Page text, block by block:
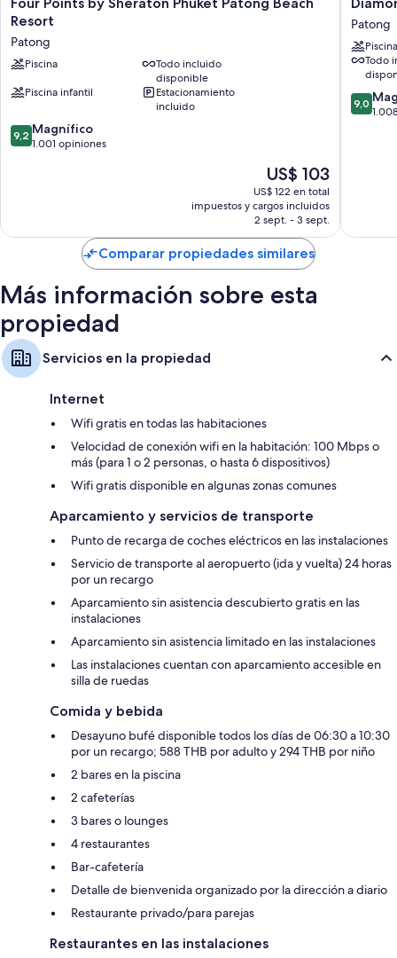
Points
Sheraton
Phuket
Beach
Patong
Resort
Patong
Piscina
Todo incluido
disponible
Piscina infantil
Estacionamiento
incluido
9.2
de
9,2 Magnífico
1.001 opiniones
El
precio
actual
es
de
US$ 103
US$ 103
US$ 122 en total
impuestos y cargos incluidos
2 sept. - 3 sept.
Cliff
Resort
&
Spa,
Patong
Beach
Patong
Patong
Piscina
Todo
9.0
de
9,0
Comparar propiedades similares
Más información sobre esta
propiedad
Servicios en la propiedad
Internet
Wifi gratis en todas las habitaciones
Velocidad de conexión wifi en la habitación: 100 Mbps o
más (para 1 o 2 personas, o hasta 6 dispositivos)
Wifi gratis disponible en algunas zonas comunes
Aparcamiento y servicios de transporte
Punto de recarga de coches eléctricos en las instalaciones
Servicio de transporte al aeropuerto (ida y vuelta) 24 horas
por un recargo
Aparcamiento sin asistencia descubierto gratis en las
instalaciones
Aparcamiento sin asistencia limitado en las instalaciones
Las instalaciones cuentan con aparcamiento accesible en
silla de ruedas
Comida y bebida
Desayuno bufé disponible todos los días de 06:30 a 10:30
por un recargo; 588 THB por adulto y 294 THB por niño
2 bares en la piscina
2 cafeterías
3 bares o lounges
4 restaurantes
Bar-cafetería
Detalle de bienvenida organizado por la dirección a diario
Restaurante privado/para parejas
Restaurantes en las instalaciones